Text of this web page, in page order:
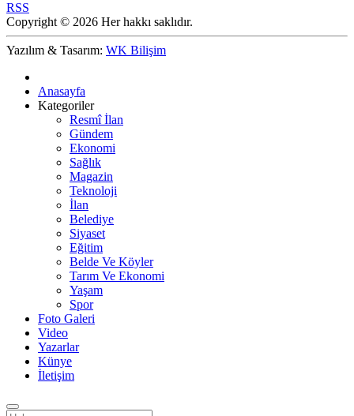
RSS
Copyright © 2026 Her hakkı saklıdır.
Yazılım & Tasarım: WK Bilişim
Anasayfa
Kategoriler
Resmî İlan
Gündem
Ekonomi
Sağlık
Magazin
Teknoloji
İlan
Belediye
Siyaset
Eğitim
Belde Ve Köyler
Tarım Ve Ekonomi
Yaşam
Spor
Foto Galeri
Video
Yazarlar
Künye
İletişim